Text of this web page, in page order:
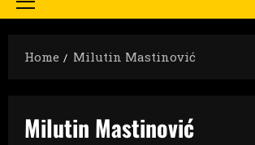
Primary
Home
Milutin Mastinović
Milutin Mastinović